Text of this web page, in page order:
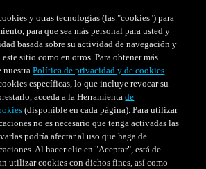
ESPECIALES
y otras tecnologías (las "cookies") para
para que sea más personal para usted y
basada sobre su actividad de navegación y
este sitio como en otros. Para obtener más
nuestraPolítica de privacidad y de cookies.
específicas, lo que incluye revocar su
acceda a la Herramientade
(disponible en cada página). Para utilizar
no es necesario que tenga activadas las
podría afectar al uso que haga de
Al hacer clic en "Aceptar", está de
utilizar cookies con dichos fines, así como